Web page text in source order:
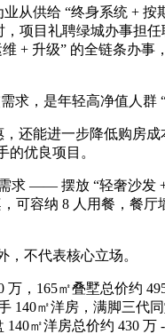
从供给 “终身系统 +
项目礼聘绿城办事担
+ 升级” 的全链条办
，是年轻高净值人群 “
还能进一步降低购房
优良项目。
—— 摆放 “轻奢沙发
容纳 8 人用餐，餐厅
不代表核心立场。
165㎡叠墅总价约 495
㎡洋房，满脚三代
㎡洋房总价约 430